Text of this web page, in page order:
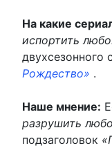
На какие
испортить
двухсезонного
Рождество» .
Наше мнение:
разрушить
подзаголовок